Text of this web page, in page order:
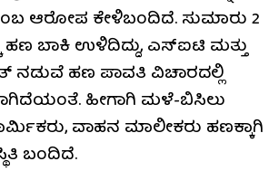
ಆರೋಪ ಕೇಳಿಬಂದಿದೆ. ಸುಮಾರು 2
ಹಣ ಬಾಕಿ ಉಳಿದಿದ್ದು, ಎಸ್​ಐಟಿ ಮತ್ತು
ನಡುವೆ ಹಣ ಪಾವತಿ ವಿಚಾರದಲ್ಲಿ
ಹೀಗಾಗಿ ಮಳೆ-ಬಿಸಿಲು
ವಾಹನ ಮಾಲೀಕರು ಹಣಕ್ಕಾಗಿ
ಬಂದಿದೆ.